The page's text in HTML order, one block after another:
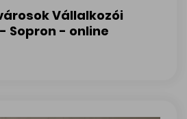
Vállalkozói
Sopron - online